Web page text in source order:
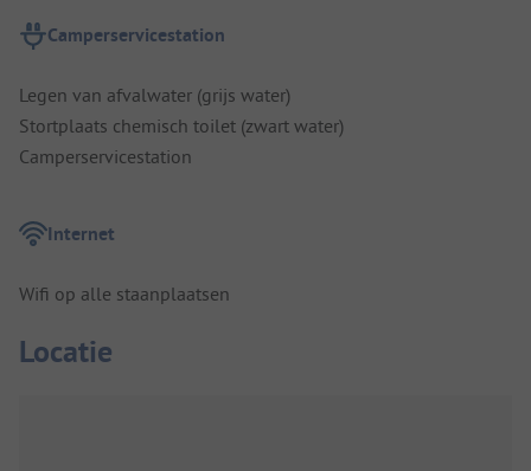
Camperservicestation
Legen van afvalwater (grijs water)
Stortplaats chemisch toilet (zwart water)
Camperservicestation
Internet
Wifi op alle staanplaatsen
Locatie